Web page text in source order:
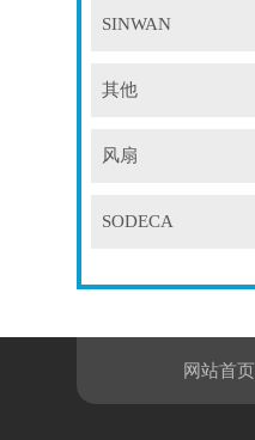
SINWAN
其他
风扇
SODECA
网站首页